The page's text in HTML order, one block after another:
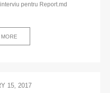
pentru Report.md
MORE
15, 2017